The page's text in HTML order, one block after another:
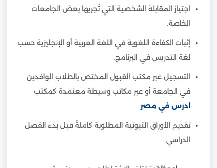
اجتياز المقابلة الشخصية التي تُجريها بعض الجامعات
الخاصة.
إثبات الكفاءة اللغوية في اللغة العربية أو الإنجليزية حسب
لغة التدريس في البرنامج.
التسجيل عبر مكتب القبول المختص بالطلاب الوافدين
في الجامعة أو عبر مكاتب وسيطة معتمدة كمكتب
ادرس في مصر
تقديم الأوراق الثبوتية المطلوبة كاملةً قبل بدء الفصل
الدراسي.